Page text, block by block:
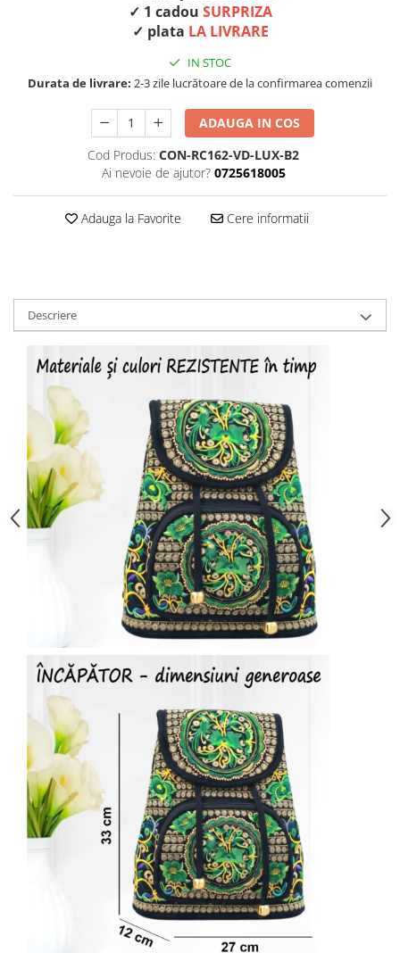
✓ 1 cadou SURPRIZA
✓ plata LA LIVRARE
IN STOC
Durata de livrare: 2-3 zile lucrătoare de la confirmarea comenzii
ADAUGA IN COS
Cod Produs: CON-RC162-VD-LUX-B2
Ai nevoie de ajutor? 0725618005
Adauga la Favorite Cere informatii
Descriere